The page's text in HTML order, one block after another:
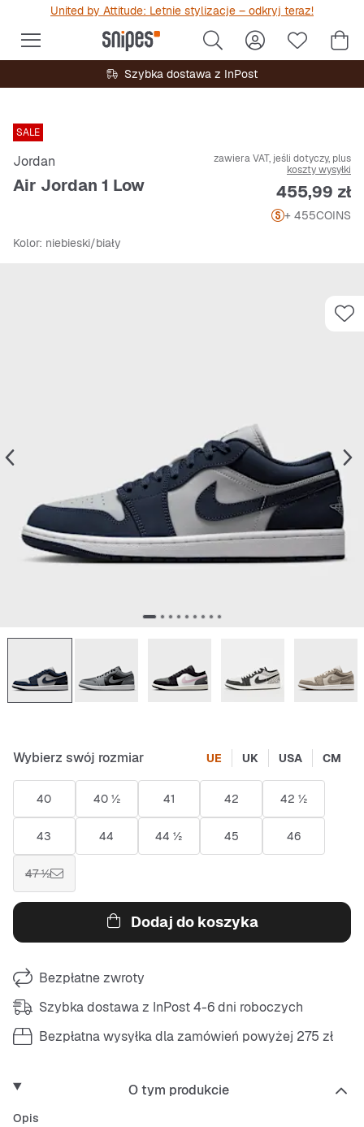
United by Attitude: Letnie stylizacje – odkryj teraz!
Szybka dostawa z InPost
SALE
Jordan
Air Jordan 1 Low
zawiera VAT, jeśli dotyczy, plus
koszty wysyłki
Cena
455,99 zł
+ 455COINS
Kolor: niebieski/biały
Wybierz swój rozmiar UE UK USA CM
40 40 ½ 41 42 42 ½
43 44 44 ½ 45 46
47 ½
Dodaj do koszyka
Bezpłatne zwroty
Szybka dostawa z InPost 4-6 dni roboczych
Bezpłatna wysyłka dla zamówień powyżej 275 zł
O tym produkcie
Opis